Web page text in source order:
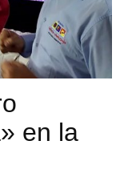
en la